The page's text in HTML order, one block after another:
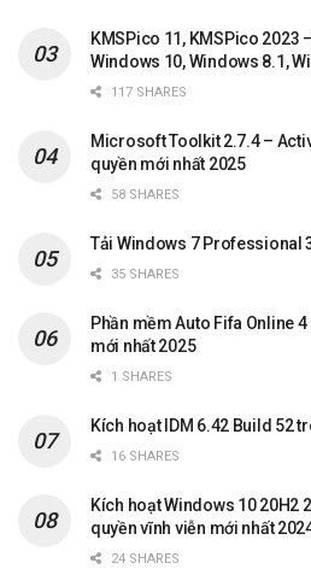
KMSPico 11, KMSPico 2023
Windows 10, Windows 8.1,
117 SHARES
Microsoft Toolkit 2.7.4 –
quyền mới nhất 2025
58 SHARES
Tải Windows 7 Professional
35 SHARES
Phần mềm Auto Fifa Online 4
mới nhất 2025
1 SHARES
Kích hoạt IDM 6.42 Build 52
16 SHARES
Kích hoạt Windows 10 20H2
quyền vĩnh viễn mới nhất
24 SHARES